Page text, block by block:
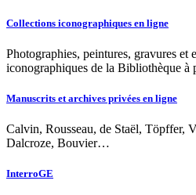
Collections iconographiques en ligne
Photographies, peintures, gravures et
iconographiques de la Bibliothèque à
Manuscrits et archives privées en ligne
Calvin, Rousseau, de Staël, Töpffer,
Dalcroze, Bouvier…
InterroGE